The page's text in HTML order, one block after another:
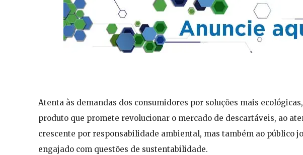
Atenta às demandas dos consumidores por soluções mais
produto que promete revolucionar o mercado de descartáveis, ao
crescente por responsabilidade ambiental, mas também ao público
engajado com questões de sustentabilidade.